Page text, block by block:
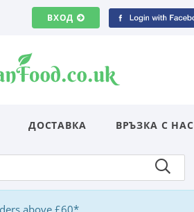
ВХОД
ДОСТАВКА ВРЪЗКА С НАС
above £60*